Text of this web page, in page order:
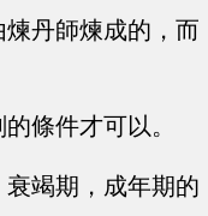
丹師煉成的，而
條件才可以。
竭期，成年期的